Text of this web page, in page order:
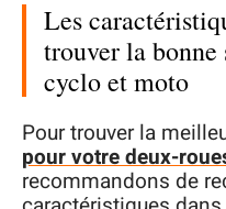
Les
trouver la bonne
cyclo et moto
Pour trouver la
pour votre deux-
recommandons de